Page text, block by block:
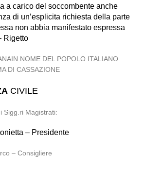
a carico del soccombente anche
di un’esplicita richiesta della parte
non abbia manifestato espressa
Rigetto
NOME DEL POPOLO ITALIANO
DI CASSAZIONE
CIVILE
Sigg.ri Magistrati:
– Presidente
– Consigliere